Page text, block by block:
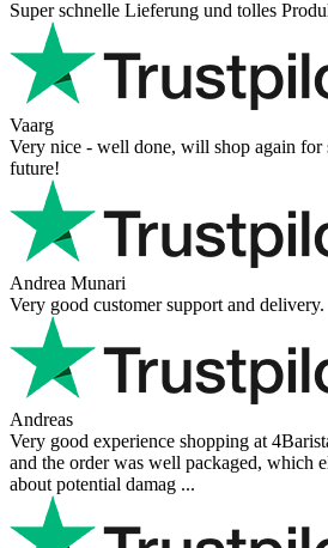
Super schnelle Lieferung und tolles
Vaarg
Very nice - well done, will shop again for
future!
Andrea Munari
Very good customer support and delivery.
Andreas
Very good experience shopping at
and the order was well packaged, which
about potential damag ...